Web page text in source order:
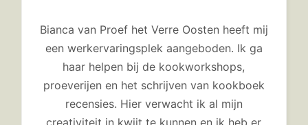
Bianca van Proef het Verre Oosten heeft mij
een werkervaringsplek aangeboden. Ik ga
haar helpen bij de kookworkshops,
proeverijen en het schrijven van kookboek
recensies. Hier verwacht ik al mijn
creativiteit in kwijt te kunnen en ik heb er